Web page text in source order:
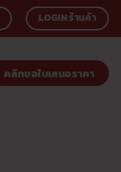
LOGIN ร้านค้า
คลิกขอใบเสนอราคา